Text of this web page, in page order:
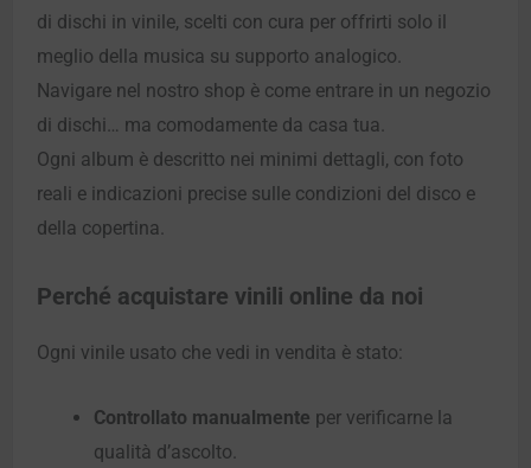
di dischi in vinile, scelti con cura per offrirti solo il
meglio della musica su supporto analogico.
Navigare nel nostro shop è come entrare in un negozio
di dischi… ma comodamente da casa tua.
Ogni album è descritto nei minimi dettagli, con foto
reali e indicazioni precise sulle condizioni del disco e
della copertina.
Perché acquistare vinili online da noi
Ogni vinile usato che vedi in vendita è stato:
Controllato manualmente per verificarne la
qualità d’ascolto.